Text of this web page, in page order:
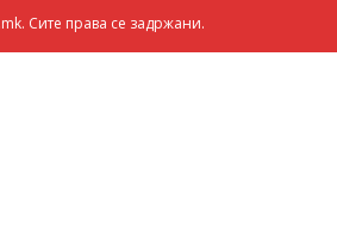
Сите права се задржани.